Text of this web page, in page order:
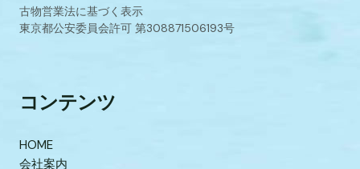
古物営業法に基づく表示
東京都公安委員会許可 第308871506193号
コンテンツ
HOME
会社案内